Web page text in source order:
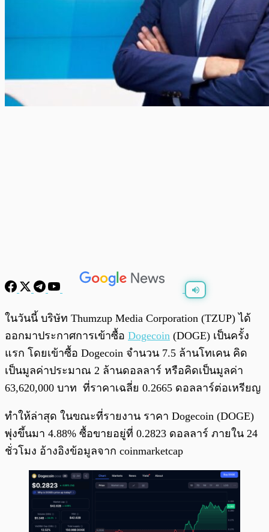
พร้อมเล่น 0:00
ในวันนี้ บริษัท Thumzup Media Corporation (TZUP) ได้
ออกมาประกาศการเข้าซื้อ Dogecoin (DOGE) เป็นครั้ง
แรก โดยเข้าซื้อ Dogecoin จำนวน 7.5 ล้านโทเคน คิด
เป็นมูลค่าประมาณ 2 ล้านดอลลาร์ หรือคิดเป็นมูลค่า
63,620,000 บาท ที่ราคาเฉลี่ย 0.2665 ดอลลาร์ต่อเหรียญ
ทำให้ล่าสุด ในขณะที่รายงาน ราคา Dogecoin (DOGE)
พุ่งขึ้นมา 4.88% ซื้อขายอยู่ที่ 0.2823 ดอลลาร์ ภายใน 24
ชั่วโมง อ้างอิงข้อมูลจาก coinmarketcap